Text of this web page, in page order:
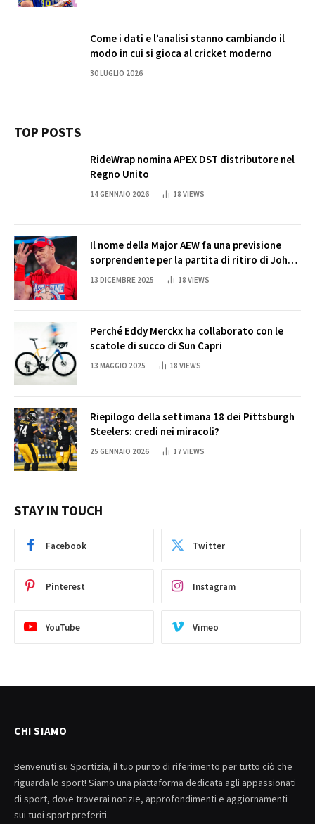
Come i dati e l’analisi stanno cambiando il
modo in cui si gioca al cricket moderno
30 LUGLIO 2026
TOP POSTS
RideWrap nomina APEX DST distributore nel
Regno Unito
14 GENNAIO 2026 18 VIEWS
Il nome della Major AEW fa una previsione
sorprendente per la partita di ritiro di John
Cena
13 DICEMBRE 2025 18 VIEWS
Perché Eddy Merckx ha collaborato con le
scatole di succo di Sun Capri
13 MAGGIO 2025 18 VIEWS
Riepilogo della settimana 18 dei Pittsburgh
Steelers: credi nei miracoli?
25 GENNAIO 2026 17VIEWS
STAY IN TOUCH
Facebook Twitter
Pinterest Instagram
YouTube Vimeo
CHI SIAMO
Benvenuti su Sportizia, il tuo punto di riferimento per tutto ciò che
riguarda lo sport! Siamo una piattaforma dedicata agli appassionati
di sport, dove troverai notizie, approfondimenti e aggiornamenti
sui tuoi sport preferiti.